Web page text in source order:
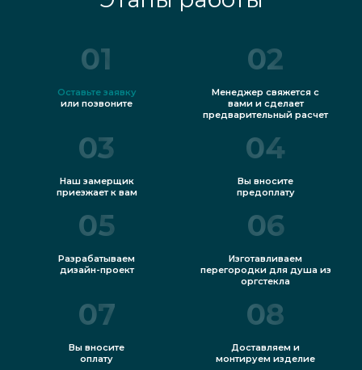
01
Оставьте заявку
или позвоните
02
Менеджер свяжется с
вами и сделает
предварительный расчет
03
Наш замерщик
приезжает к вам
04
Вы вносите
предоплату
05
Разрабатываем
дизайн-проект
06
Изготавливаем
перегородки для душа из
оргстекла
07
Вы вносите
оплату
08
Доставляем и
монтируем изделие